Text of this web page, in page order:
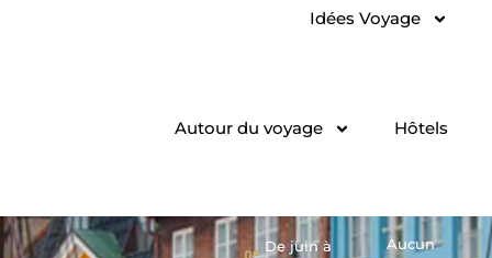
Idées Voyage
Autour du voyage Hôtels
De juin à
Aucun